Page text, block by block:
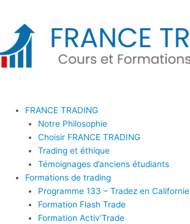
contenu
FRANCE TRADING
Notre Philosophie
Choisir FRANCE TRADING
Trading et éthique
Témoignages d’anciens étudiants
Formations de trading
Programme 133 – Tradez en Californie
Formation Flash Trade
Formation Activ’Trade